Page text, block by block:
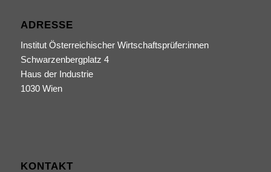
ADRESSE
Institut Österreichischer Wirtschaftsprüfer:innen
Schwarzenbergplatz 4
Haus der Industrie
1030 Wien
KONTAKT